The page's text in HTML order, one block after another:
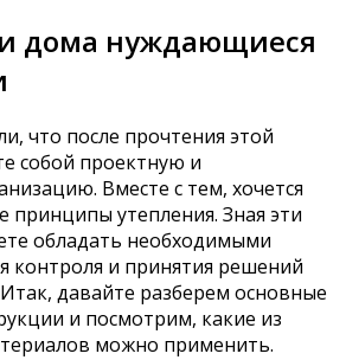
дома нуждающиеся
что после прочтения этой
собой проектную и
Вместе с тем, хочется
принципы утепления. Зная эти
обладать необходимыми
контроля и принятия решений
давайте разберем основные
и посмотрим, какие из
можно применить.